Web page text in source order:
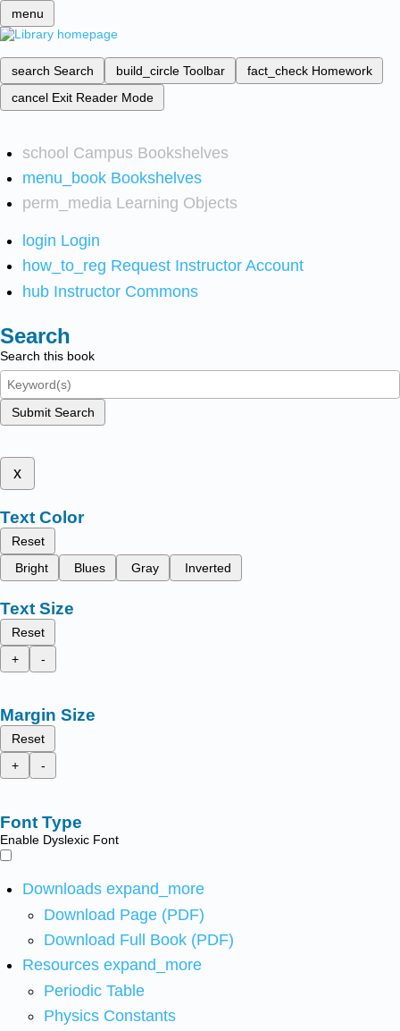
menu
search Search build_circle Toolbar fact_check Homework
cancel Exit Reader Mode
school Campus Bookshelves
menu_book Bookshelves
perm_media Learning Objects
login Login
how_to_reg Request Instructor Account
hub Instructor Commons
Search
Search this book
Submit Search
x
Text Color
Reset
Bright
Blues Gray Inverted
Text Size
Reset
+
-
Margin Size
Reset
+
-
Font Type
Enable Dyslexic Font
Downloads expand_more
Download Page (PDF)
Download Full Book (PDF)
Resources expand_more
Periodic Table
Physics Constants